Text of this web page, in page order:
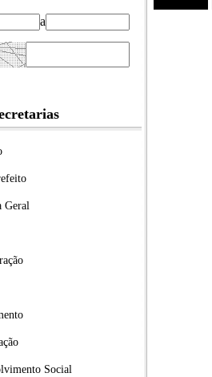
a
Geral
Social